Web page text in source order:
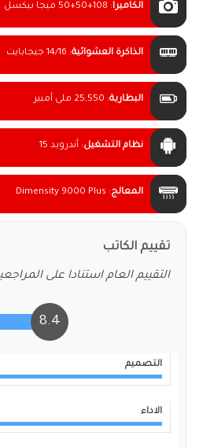
الكاميرا: 50+50+108 ميجا بيكسل
الذاكرة العشوائية: 14/16 جيجابايت
البطارية: 25,550 ملى أمبير
نظام التشغيل: أندرويد 15
المعالج:
Dimensity 9000 Plus
تقييم الكاتب
التقييم العام استنادا على
8.4
التصميم
الاداء